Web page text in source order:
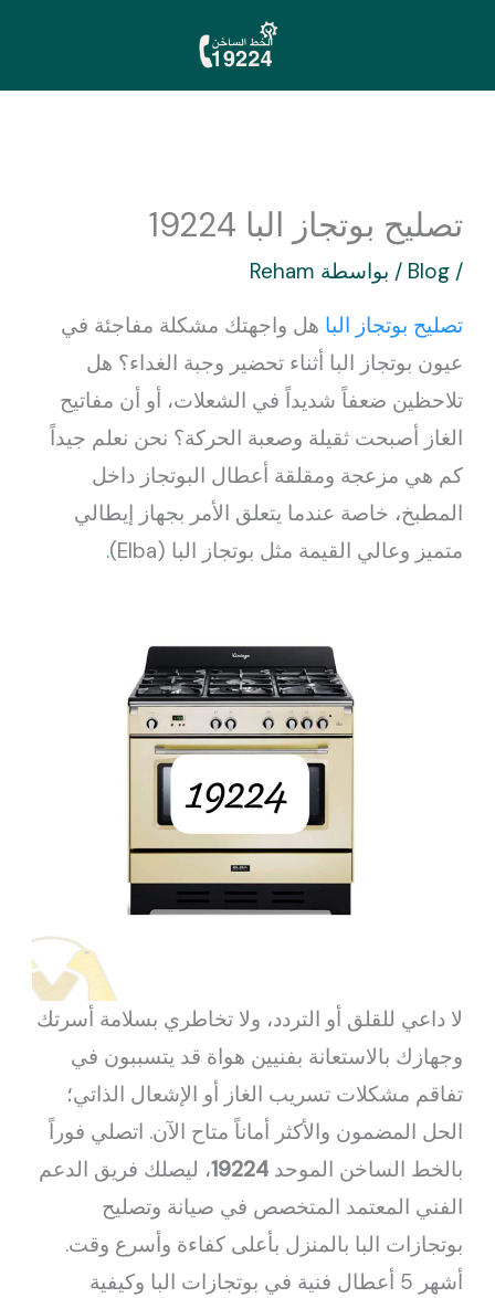
المحتوى
تصليح بوتجاز البا 19224
/
Blog / بواسطة Reham
تصليح بوتجاز البا هل واجهتك مشكلة مفاجئة في
عيون بوتجاز البا أثناء تحضير وجبة الغداء؟ هل
تلاحظين ضعفاً شديداً في الشعلات، أو أن مفاتيح
الغاز أصبحت ثقيلة وصعبة الحركة؟ نحن نعلم جيداً
كم هي مزعجة ومقلقة أعطال البوتجاز داخل
المطبخ، خاصة عندما يتعلق الأمر بجهاز إيطالي
متميز وعالي القيمة مثل بوتجاز البا (Elba)
.
لا داعي للقلق أو التردد، ولا تخاطري بسلامة أسرتك
وجهازك بالاستعانة بفنيين هواة قد يتسببون في
تفاقم مشكلات تسريب الغاز أو الإشعال الذاتي؛
الحل المضمون والأكثر أماناً متاح الآن. اتصلي فوراً
بالخط الساخن الموحد19224، ليصلك فريق الدعم
الفني المعتمد المتخصص في صيانة وتصليح
بوتجازات البا بالمنزل بأعلى كفاءة وأسرع وقت.
أشهر 5 أعطال فنية في بوتجازات البا وكيفية